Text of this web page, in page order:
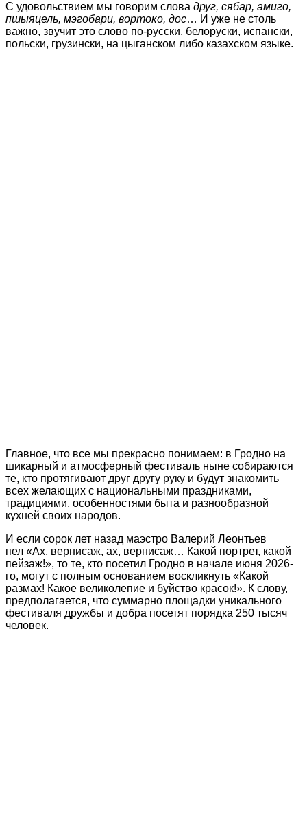
С удовольствием мы говорим слова друг, сябар, амиго,
пшыяцель, мэгобари, вортоко, дос… И уже не столь
важно, звучит это слово по-русски, белоруски, испански,
польски, грузински, на цыганском либо казахском языке.
Главное, что все мы прекрасно понимаем: в Гродно на
шикарный и атмосферный фестиваль ныне собираются
те, кто протягивают друг другу руку и будут знакомить
всех желающих с национальными праздниками,
традициями, особенностями быта и разнообразной
кухней своих народов.
И если сорок лет назад маэстро Валерий Леонтьев
пел «Ах, вернисаж, ах, вернисаж… Какой портрет, какой
пейзаж!», то те, кто посетил Гродно в начале июня 2026-
го, могут с полным основанием воскликнуть «Какой
размах! Какое великолепие и буйство красок!». К слову,
предполагается, что суммарно площадки уникального
фестиваля дружбы и добра посетят порядка 250 тысяч
человек.